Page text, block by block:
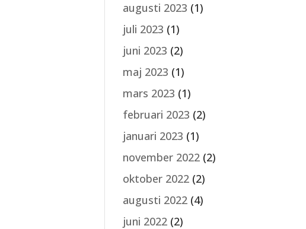
augusti 2023 (1)
juli 2023 (1)
juni 2023 (2)
maj 2023 (1)
mars 2023 (1)
februari 2023 (2)
januari 2023 (1)
november 2022 (2)
oktober 2022 (2)
augusti 2022 (4)
juni 2022 (2)